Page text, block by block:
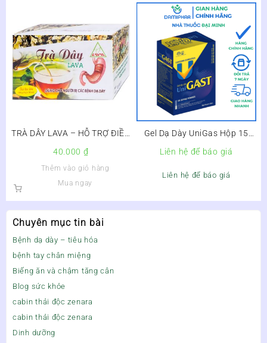
Chuyên mục tin bài
Bệnh dạ dày – tiêu hóa
bệnh tay chân miệng
Biếng ăn và chậm tăng cân
Blog sức khỏe
cabin thải độc zenara
cabin thải độc zenara
Dinh dưỡng
TRÀ DÂY LAVA – HỖ TRỢ ĐIỀU
túi x 5g
40.000 ₫
Thêm vào giỏ hàng
Mua ngay
Gel Dạ Dày UniGas Hộp 15
Gói
Liên hệ để báo giá
Liên hệ để báo giá